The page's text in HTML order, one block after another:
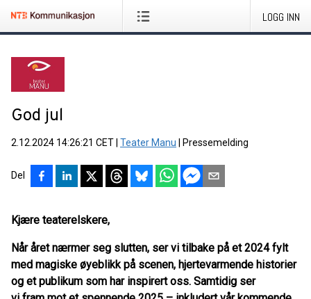
LOGG INN
God jul
2.12.2024 14:26:21 CET Teater Manu Pressemelding
Del
Kjære teaterelskere,
Når året nærmer seg slutten, ser vi tilbake på et 2024 fylt
med magiske øyeblikk på scenen, hjertevarmende historier
og et publikum som har inspirert oss. Samtidig ser